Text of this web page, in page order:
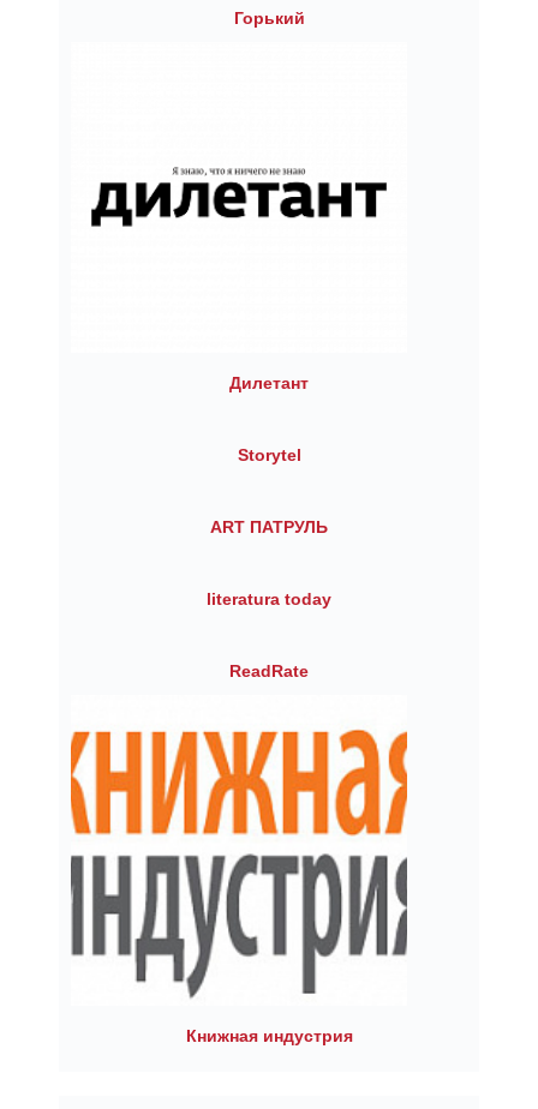
Горький
Дилетант
Storytel
ART ПАТРУЛЬ
literatura today
ReadRate
Книжная индустрия